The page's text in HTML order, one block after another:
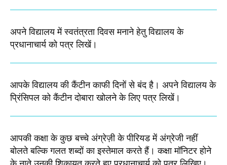
अपने विद्यालय में स्वतंत्रता दिवस मनाने हेतु विद्यालय के
प्रधानाचार्य को पत्र लिखें।
आपके विद्यालय की कैंटीन काफी दिनों से बंद है। अपने विद्यालय के
प्रिंसिपल को कैंटीन दोबारा खोलने के लिए पत्र लिखें।
आपकी कक्षा के कुछ बच्चे अंग्रेज़ी के पीरियड में अंग्रेजी नहीं
बोलते बल्कि गलत शब्दों का इस्तेमाल करते हैं। कक्षा मॉनिटर होने